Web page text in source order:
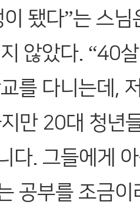
됐다”는 스
않았다. “40
를 다니는데,
만 20대 청년
다. 그들에게
공부를 조금